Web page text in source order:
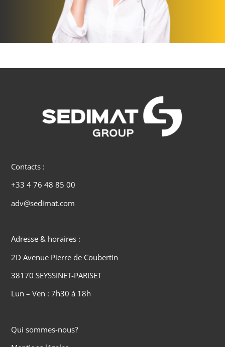
Contacts :
+33 4 76 48 85 00
adv@sedimat.com
Adresse & horaires :
2D Avenue Pierre de Coubertin
38170 SEYSSINET-PARISET
Lun – Ven : 7h30 à 18h
Qui sommes-nous?